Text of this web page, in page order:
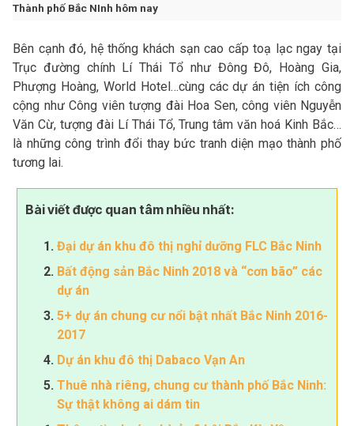
Thành phố Bắc NInh hôm nay
Bên cạnh đó, hệ thống khách sạn cao cấp toạ lạc ngay tại
Trục đường chính Lí Thái Tổ như Đông Đô, Hoàng Gia,
Phượng Hoàng, World Hotel…cùng các dự án tiện ích công
cộng như Công viên tượng đài Hoa Sen, công viên Nguyễn
Văn Cừ, tượng đài Lí Thái Tổ, Trung tâm văn hoá Kinh Bắc…
là những công trình đổi thay bức tranh diện mạo thành phố
tương lai.
Bài viết được quan tâm nhiều nhất:
Đại dự án khu đô thị nghỉ dưỡng FLC Bắc Ninh
Bất động sản Bắc Ninh 2018 và “cơn bão” các
dự án
5+ dự án chung cư nổi bật nhất Bắc Ninh 2016-
2017
Dự án khu đô thị Dabaco Vạn An
Thuê nhà riêng, chung cư thành phố Bắc Ninh:
Sự thật không ai dám tin